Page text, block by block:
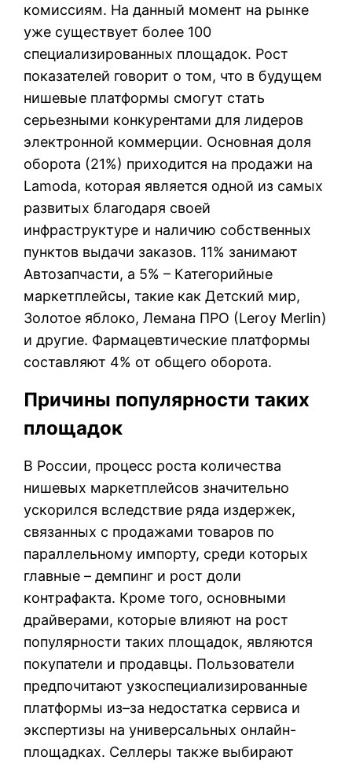
комиссиям. На данный момент на рынке
уже существует более 100
специализированных площадок. Рост
показателей говорит о том, что в будущем
нишевые платформы смогут стать
серьезными конкурентами для лидеров
электронной коммерции. Основная доля
оборота (21%) приходится на продажи на
Lamoda, которая является одной из самых
развитых благодаря своей
инфраструктуре и наличию собственных
пунктов выдачи заказов. 11% занимают
Автозапчасти, а 5% – Категорийные
маркетплейсы, такие как Детский мир,
Золотое яблоко, Лемана ПРО (Leroy Merlin)
и другие. Фармацевтические платформы
составляют 4% от общего оборота.
Причины популярности таких
площадок
В России, процесс роста количества
нишевых маркетплейсов значительно
ускорился вследствие ряда издержек,
связанных с продажами товаров по
параллельному импорту, среди которых
главные – демпинг и рост доли
контрафакта. Кроме того, основными
драйверами, которые влияют на рост
популярности таких площадок, являются
покупатели и продавцы. Пользователи
предпочитают узкоспециализированные
платформы из–за недостатка сервиса и
экспертизы на универсальных онлайн-
площадках. Селлеры также выбирают